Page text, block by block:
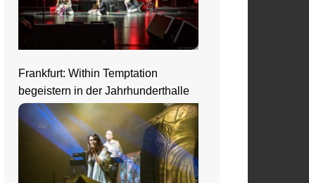
Frankfurt: Within Temptation
begeistern in der Jahrhunderthalle